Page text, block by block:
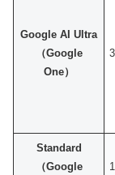
Google AI Ultra
（Google
One）
Standard
（Google